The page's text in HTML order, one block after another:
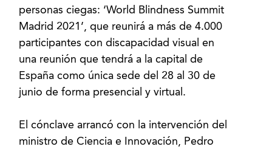
personas ciegas: ‘World Blindness Summit
Madrid 2021’, que reunirá a más de 4.000
participantes con discapacidad visual en
una reunión que tendrá a la capital de
España como única sede del 28 al 30 de
junio de forma presencial y virtual.
El cónclave arrancó con la intervención del
ministro de Ciencia e Innovación, Pedro